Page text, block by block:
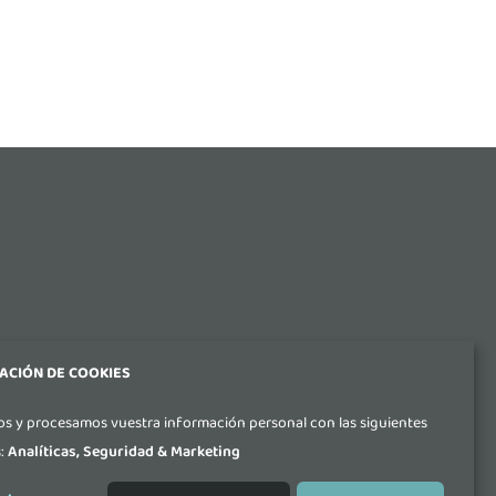
Paseo Ubarburu 39, Oficina 308, Edificio ENERTIC,
DE COOKIES
y procesamos vuestra información personal con las siguientes
Analíticas, Seguridad & Marketing